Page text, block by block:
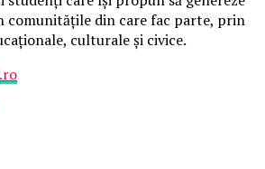
comunitățile din care fac parte, prin
culturale și civice.